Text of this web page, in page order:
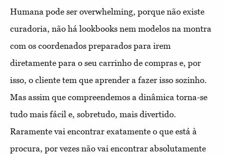
Humana pode ser overwhelming, porque não existe
curadoria, não há lookbooks nem modelos na montra
com os coordenados preparados para irem
diretamente para o seu carrinho de compras e, por
isso, o cliente tem que aprender a fazer isso sozinho.
Mas assim que compreendemos a dinâmica torna-se
tudo mais fácil e, sobretudo, mais divertido.
Raramente vai encontrar exatamente o que está à
procura, por vezes não vai encontrar absolutamente